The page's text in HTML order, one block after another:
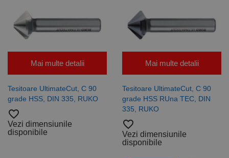
Mai multe detalii
Tesitoare UltimateCut, C 90
grade HSS, DIN 335, RUKO
favorite_border
Vezi dimensiunile
disponibile
Mai multe detalii
Tesitoare UltimateCut, C 90
grade HSS RUna TEC, DIN
335, RUKO
favorite_border
Vezi dimensiunile
disponibile
Cookie-
Script.com să
funcționeze
www.rocast.ro
luni
generat de
limbajul PHP.
Acesta este un
identificator